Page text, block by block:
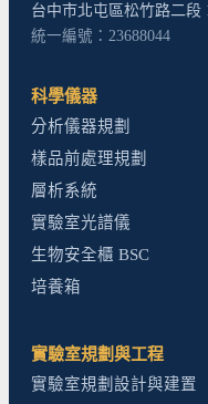
台中市北屯區松竹路二段
統一編號：23688044
科學儀器
分析儀器規劃
樣品前處理規劃
層析系統
實驗室光譜儀
生物安全櫃 BSC
培養箱
實驗室規劃與工程
實驗室規劃設計與建置